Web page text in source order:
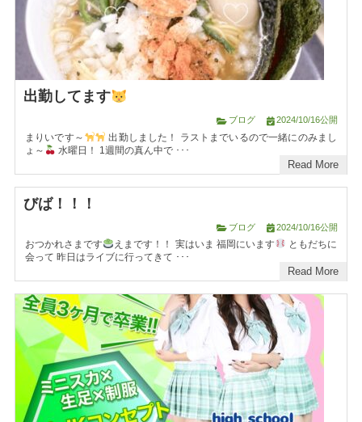
出勤してます
ブログ 2024/10/16公開
まりいです～
出勤しました！ ラストまでいるので一緒にのみまし
ょ～
水曜日！ 1週間の真ん中で ･･･
Read More
びば！！！
ブログ 2024/10/16公開
おつかれさまです えまです！！ 実はいま 福岡にいます
ともだちに
会って 昨日はライブに行ってきて ･･･
Read More